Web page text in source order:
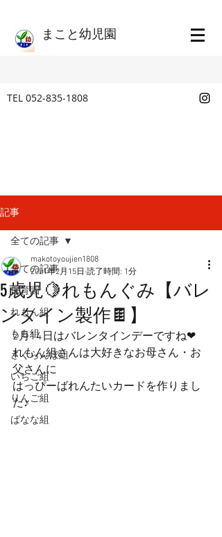
​まこと幼児園
TEL 052-835-1808
記事
全ての記事
保育園
れもん組
もも組
さくらんぼ組
いちご組
りんご組
ばなな組
全ての記事
5歳児🍋れもんぐみ【バレ
ンタイン製作🍫】
makotoyoujien1808
2021年2月15日 読了時間: 1分
2月14日はバレンタインデーですね❤︎
れもん組さんは大好きなお母さん・お
父さんに
はっぴーばれんたいカードを作りまし
た♪